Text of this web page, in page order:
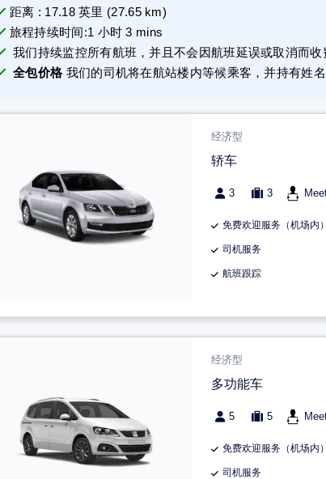
距离 : 17.18 英里 (27.65km)
旅程持续时间:1 小时 3 mins
我们持续监控所有航班，并且不会因航班延误或取消而收
全包价格 我们的司机将在航站楼内等候乘客，并持有姓名
经济型
轿车
3 3
免费欢迎服务（机场内）
司机服务
航班跟踪
经济型
多功能车
5 5
免费欢迎服务（机场内）
司机服务